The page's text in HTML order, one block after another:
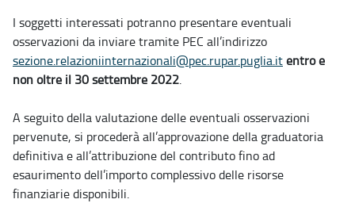
I soggetti interessati potranno presentare eventuali
osservazioni da inviare tramite PEC all’indirizzo
sezione.relazioniinternazionali@pec.rupar.puglia.itentro e
non oltre il 30 settembre 2022.
A seguito della valutazione delle eventuali osservazioni
pervenute, si procederà all’approvazione della graduatoria
definitiva eall’attribuzione del contributo fino ad
esaurimento dell’importo complessivo delle risorse
finanziarie disponibili.